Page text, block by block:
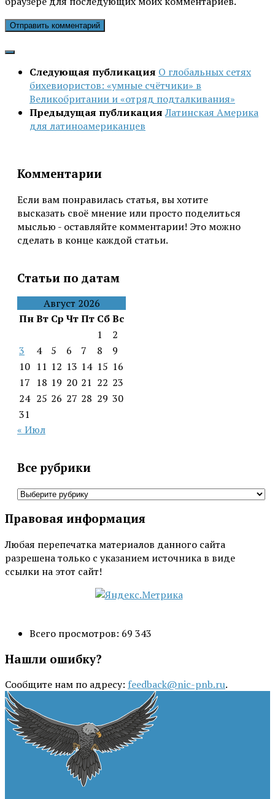
Следующая публикация О глобальных сетях
бихевиористов: «умные счётчики» в
Великобритании и «отряд подталкивания»
Предыдущая публикацияЛатинская Америка
для латиноамериканцев
Комментарии
Если вам понравилась статья, вы хотите
высказать своё мнение или просто поделиться
мыслью - оставляйте комментарии! Это можно
сделать в конце каждой статьи.
Статьи по датам
Август 2026
ПнВт Ср ЧтПт СбВс
1
2
3
4 5 6 7 8
9
10 11 12 13 14 15 16
17 18 19 20 21 22 23
24 25 26 27 28 29 30
31
« Июл
Все рубрики
Все
Правовая информация
Любая перепечатка материалов данного сайта
разрешена только с указанием источника в виде
ссылки на этот сайт!
Всего просмотров: 69 343
Нашли ошибку?
Сообщите нам по адресу: feedback@nic-pnb.ru.